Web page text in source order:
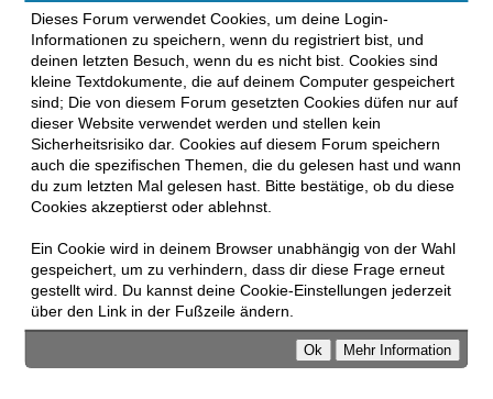
Dieses Forum verwendet Cookies, um deine Login-
Informationen zu speichern, wenn du registriert bist, und
deinen letzten Besuch, wenn du es nicht bist. Cookies sind
kleine Textdokumente, die auf deinem Computer gespeichert
sind; Die von diesem Forum gesetzten Cookies düfen nur auf
dieser Website verwendet werden und stellen kein
Sicherheitsrisiko dar. Cookies auf diesem Forum speichern
auch die spezifischen Themen, die du gelesen hast und wann
du zum letzten Mal gelesen hast. Bitte bestätige, ob du diese
Cookies akzeptierst oder ablehnst.
Ein Cookie wird in deinem Browser unabhängig von der Wahl
gespeichert, um zu verhindern, dass dir diese Frage erneut
gestellt wird. Du kannst deine Cookie-Einstellungen jederzeit
über den Link in der Fußzeile ändern.